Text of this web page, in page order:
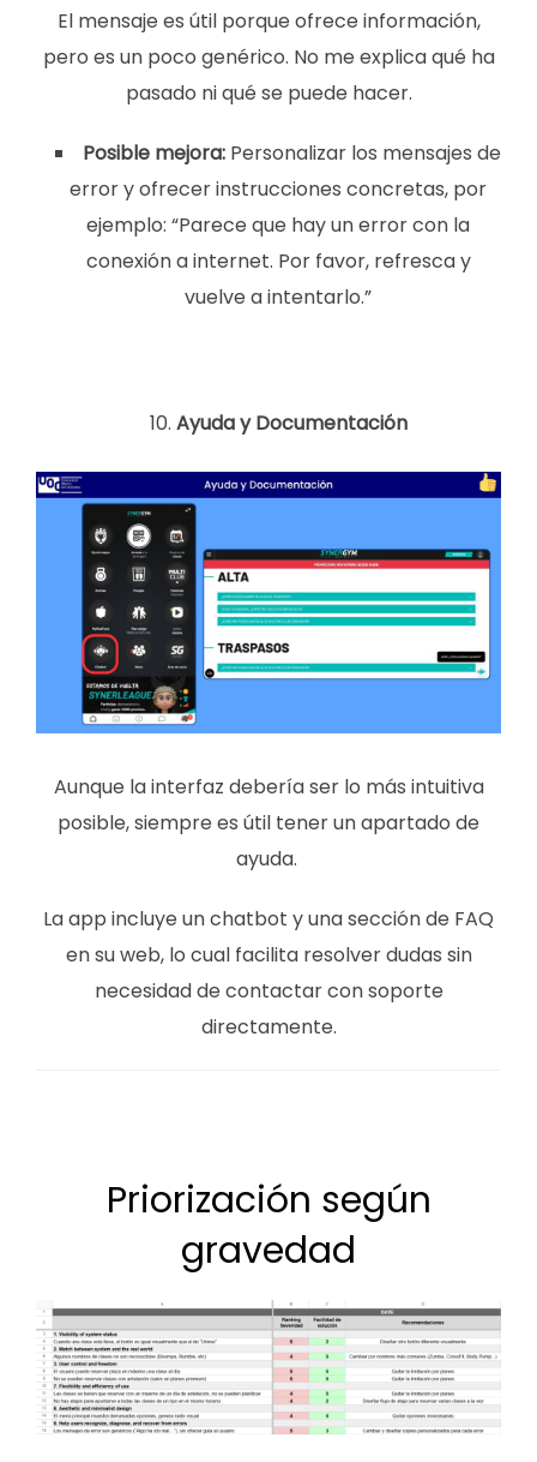
El mensaje es útil porque ofrece información,
pero es un poco genérico. No me explica qué ha
pasado ni qué se puede hacer.
Posible mejora: Personalizar los mensajes de
error y ofrecer instrucciones concretas, por
ejemplo: “Parece que hay un error con la
conexión a internet. Por favor, refresca y
vuelve a intentarlo.”
Ayuda y Documentación
Aunque la interfaz debería ser lo más intuitiva
posible, siempre es útil tener un apartado de
ayuda.
La app incluye un chatbot y una sección de FAQ
en su web, lo cual facilita resolver dudas sin
necesidad de contactar con soporte
directamente.
Priorización según
gravedad